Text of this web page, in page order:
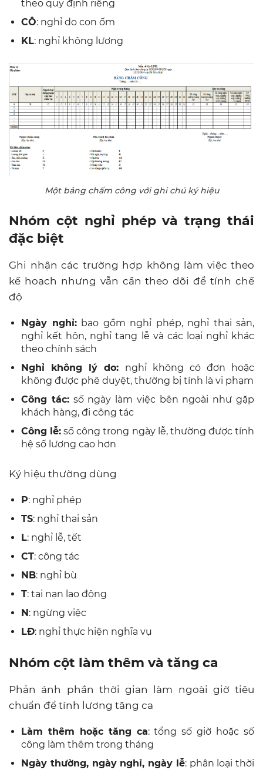
theo quy định riêng
CÔ: nghỉ do con ốm
KL: nghỉ không lương
Một bảng chấm công với ghi chú ký hiệu
Nhóm cột nghỉ phép và trạng thái
đặc biệt
Ghi nhận các trường hợp không làm việc theo
kế hoạch nhưng vẫn cần theo dõi để tính chế
độ
Ngày nghỉ:bao gồm nghỉ phép, nghỉ thai sản,
nghỉ kết hôn, nghỉ tang lễ và các loại nghỉ khác
theo chính sách
Nghỉ không lý do: nghỉ không có đơn hoặc
không được phê duyệt, thường bị tính là vi phạm
Công tác:số ngày làm việc bên ngoài như gặp
khách hàng, đi công tác
Công lễ: số công trong ngày lễ, thường được tính
hệ số lương cao hơn
Ký hiệu thường dùng
P: nghỉ phép
TS: nghỉ thai sản
L: nghỉ lễ, tết
CT: công tác
NB: nghỉ bù
T: tai nạn lao động
N : ngừng việc
LĐ: nghỉ thực hiện nghĩa vụ
Nhóm cột làm thêm và tăng ca
Phản ánh phần thời gian làm ngoài giờ tiêu
chuẩn để tính lương tăng ca
Làm thêm hoặc tăng ca: tổng số giờ hoặc số
công làm thêm trong tháng
Ngày thường, ngày nghỉ, ngày lễ: phân loại thời